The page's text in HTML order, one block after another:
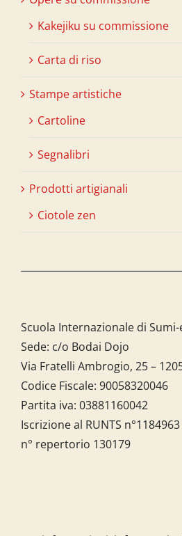
Kakejiku su commissione
Carta di riso
Stampe artistiche
Cartoline
Segnalibri
Prodotti artigianali
Ciotole zen
Scuola Internazionale di Sumi-
Sede: c/o Bodai Dojo
Via Fratelli Ambrogio, 25 –
Codice Fiscale: 90058320046
Partita iva: 03881160042
Iscrizione al RUNTS n°1184963
n° repertorio 130179